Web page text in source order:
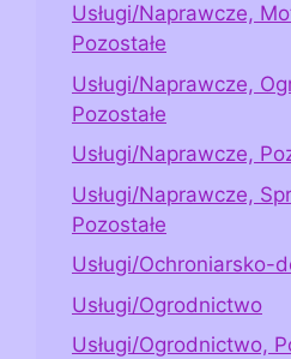
Usługi/Naprawcze,
Pozostałe
Usługi/Naprawcze,
Pozostałe
Usługi/Naprawcze,
Usługi/Naprawcze,
Pozostałe
Usługi/Ochroniarsko-
Usługi/Ogrodnictwo
Usługi/Ogrodnictwo,